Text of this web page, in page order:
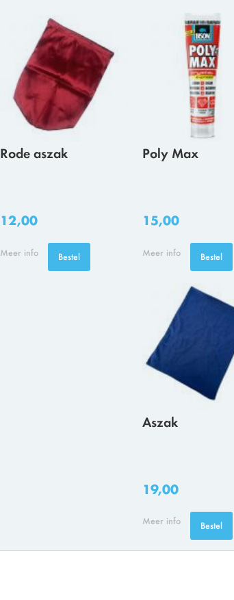
Rode aszak
12,00
Meer info Bestel
Poly Max
15,00
Meer info Bestel
Aszak
19,00
Meer info Bestel